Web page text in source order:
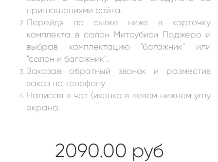
приглашениями сайта.
Перейдя по сылке ниже в карточку
комплекта в салон Митсубиcи Паджеро и
выбрав комплектацию "багажник" или
"салон и багажник".
Заказав обратный звонок и разместив
заказ по телефону.
Написав в чат (иконка в левом нижнем углу
экрана.
2090.00 руб